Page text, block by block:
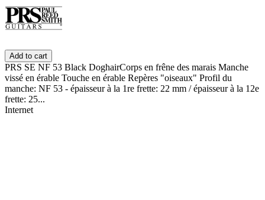
Add to cart
PRS SE NF 53 Black DoghairCorps en frêne des marais Manche
vissé en érable Touche en érable Repères "oiseaux" Profil du
manche: NF 53 - épaisseur à la 1re frette: 22 mm / épaisseur à la 12e
frette: 25...
Internet